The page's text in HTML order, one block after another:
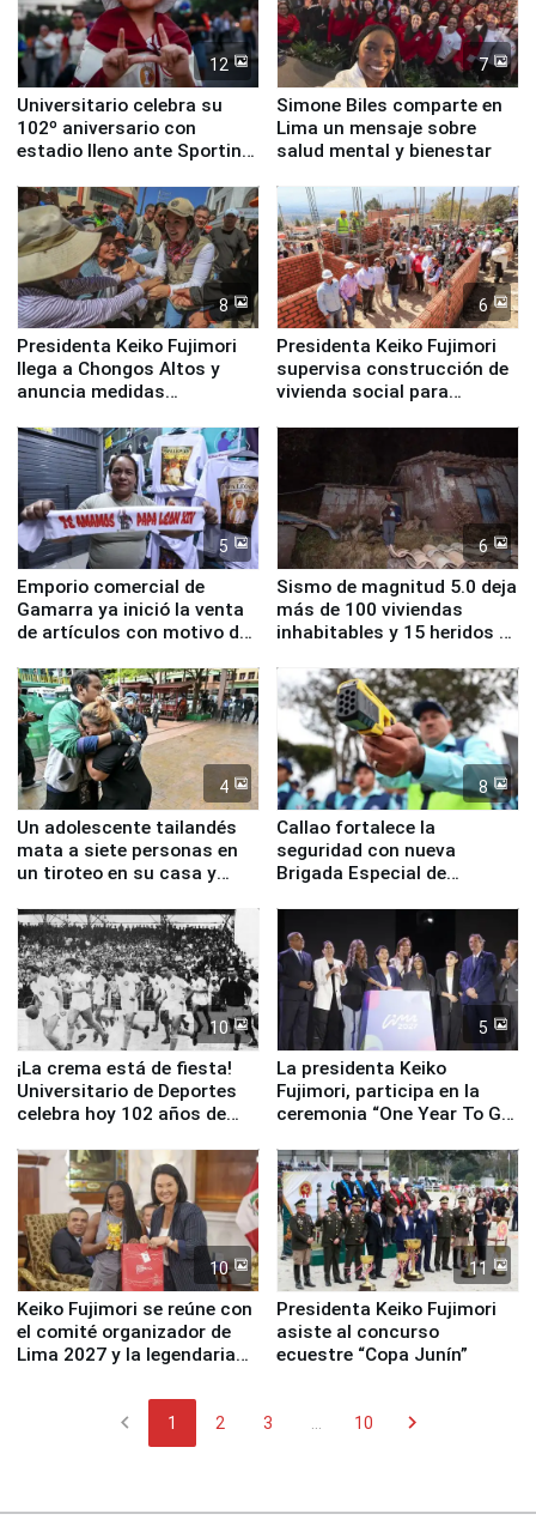
12
Universitario celebra su
102º aniversario con
estadio lleno ante Sporting
7
Simone Biles comparte en
Lima un mensaje sobre
salud mental y bienestar
8
Presidenta Keiko Fujimori
llega a Chongos Altos y
anuncia medidas
educación, salud y empleo
6
Presidenta Keiko Fujimori
supervisa construcción de
vivienda social para
5
Emporio comercial de
Gamarra ya inició la venta
de artículos con motivo de
6
Sismo de magnitud 5.0 deja
más de 100 viviendas
inhabitables y 15 heridos en
4
Un adolescente tailandés
mata a siete personas en
un tiroteo en su casa y
8
Callao fortalece la
seguridad con nueva
Brigada Especial de
equipamiento para
Serenazgo
10
¡La crema está de fiesta!
Universitario de Deportes
celebra hoy 102 años de
5
La presidenta Keiko
Fujimori, participa en la
ceremonia “One Year To Go
10
Keiko Fujimori se reúne con
el comité organizador de
Lima 2027 y la legendaria
11
Presidenta Keiko Fujimori
asiste al concurso
ecuestre “Copa Junín”
chevron_left 1 2 3 10 chevron_right